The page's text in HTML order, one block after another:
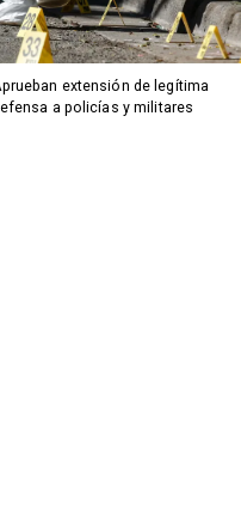
extensión de legítima
a policías y militares